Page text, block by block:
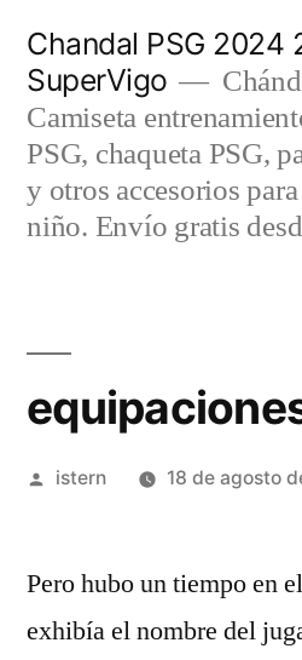
contenido
Chandal PSG 2024
SuperVigo
Camiseta
PSG, chaqueta PSG,
y otros accesorios
niño. Envío gratis
Publicado
istern 18 de agosto
Pero hubo un tiempo en
exhibía el nombre del